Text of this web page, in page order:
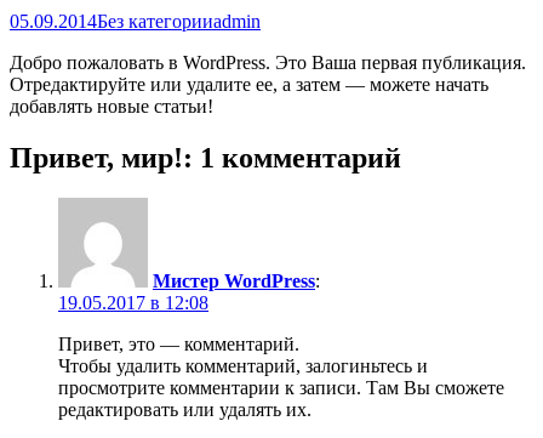
05.09.2014Без категорииadmin
Добро пожаловать в WordPress. Это Ваша первая публикация.
Отредактируйте или удалите ее, а затем — можете начать
добавлять новые статьи!
Привет, мир!: 1 комментарий
Мистер WordPress:
19.05.2017 в 12:08
Привет, это — комментарий.
Чтобы удалить комментарий, залогиньтесь и
просмотрите комментарии к записи. Там Вы сможете
редактировать или удалять их.